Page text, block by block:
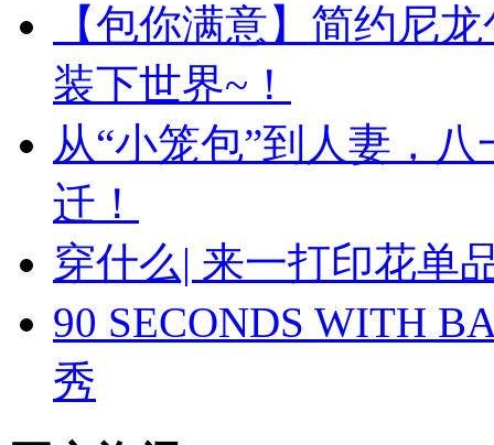
【包你满意】简约尼
装下世界~！
从“小笼包”到人妻，
迁！
穿什么| 来一打印花单
90 SECONDS WITH
秀